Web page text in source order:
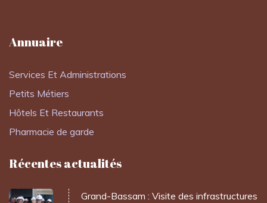
Annuaire
Services Et Administrations
Petits Métiers
Hôtels Et Restaurants
Pharmacie de garde
Récentes actualités
Grand-Bassam : Visite des infrastructures